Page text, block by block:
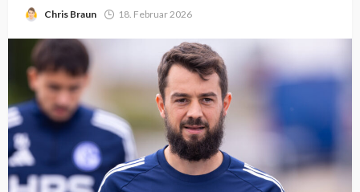
Chris Braun 18. Februar 2026